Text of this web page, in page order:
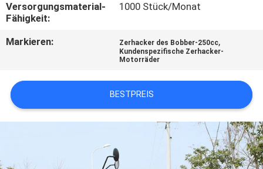
VERBINDUNG
EIN
ZITAT
Versorgungsmaterial-
Fähigkeit:
1000 Stück/Monat
Markieren: Zerhacker des Bobber-250cc,
Kundenspezifische Zerhacker-
Motorräder
BESTPREIS